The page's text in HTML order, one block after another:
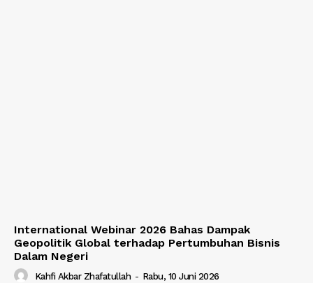
International Webinar 2026 Bahas Dampak
Geopolitik Global terhadap Pertumbuhan Bisnis
Dalam Negeri
Kahfi Akbar Zhafatullah - Rabu, 10 Juni 2026